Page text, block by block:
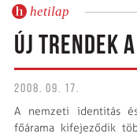
hetilap
ÚJ TRENDEK
2008. 09. 17.
A nemzeti identitás
főárama kifejeződik